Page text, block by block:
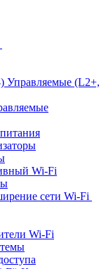
Управляемые (L2+,
Wi-Fi
сети Wi‑Fi
Wi-Fi